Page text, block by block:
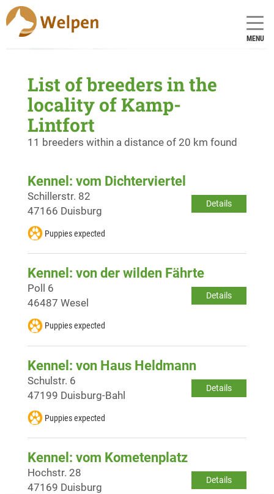
MENU
List of breeders in the
locality of Kamp-
Lintfort
11 breeders within a distance of 20 km found
Kennel: vom Dichterviertel
Details
Schillerstr. 82
47166 Duisburg
Puppies expected
Kennel: von der wilden Fährte
Details
Poll 6
46487 Wesel
Puppies expected
Kennel: von Haus Heldmann
Details
Schulstr. 6
47199 Duisburg-Bahl
Puppies expected
Kennel: vom Kometenplatz
Details
Hochstr. 28
47169 Duisburg